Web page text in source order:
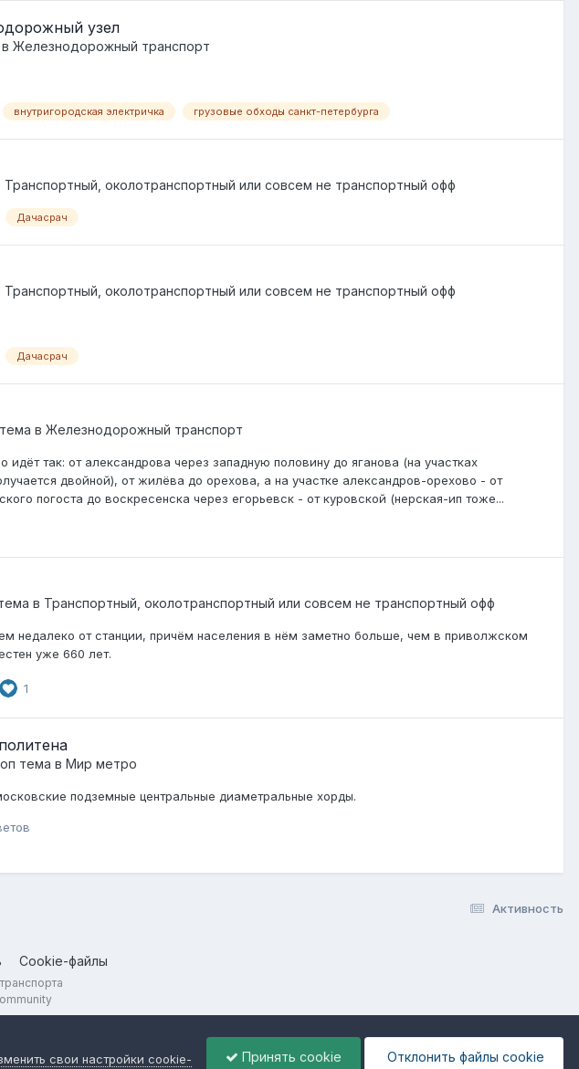
узел
Железнодорожный транспорт
внутригородская электричка грузовые обходы санкт-петербурга
Транспортный, околотранспортный или совсем не транспортный офф
Дачасрач
Транспортный, околотранспортный или совсем не транспортный офф
Дачасрач
тема в Железнодорожный транспорт
так: от александрова через западную половину до яганова (на участках
двойной), от жилёва до орехова, а на участке александров-орехово - от
погоста до воскресенска через егорьевск - от куровской (нерская-ип тоже...
в Транспортный, околотранспортный или совсем не транспортный офф
недалеко от станции, причём населения в нём заметно больше, чем в приволжском
уже 660 лет.
1
тема в Мир метро
подземные центральные диаметральные хорды.
Активность
Cookie-файлы
свои настройки cookie- Принять cookie Отклонить файлы сookie